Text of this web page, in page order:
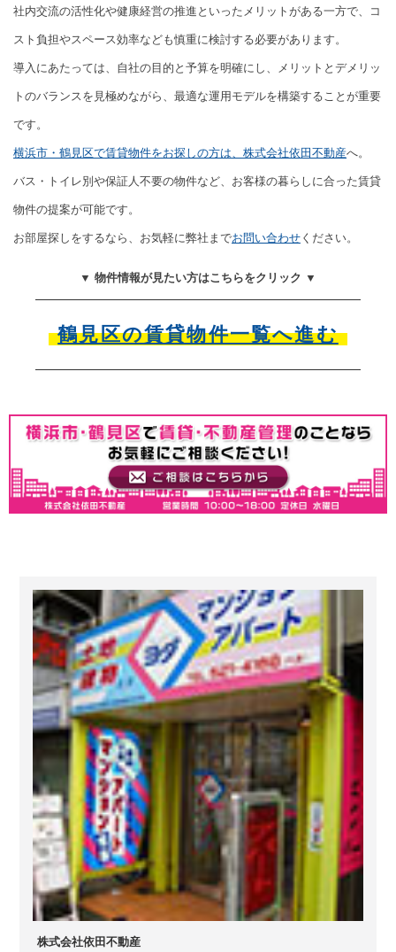
社内交流の活性化や健康経営の推進といったメリットがある一方で、コ
スト負担やスペース効率なども慎重に検討する必要があります。
導入にあたっては、自社の目的と予算を明確にし、メリットとデメリッ
トのバランスを見極めながら、最適な運用モデルを構築することが重要
です。
横浜市・鶴見区で賃貸物件をお探しの方は、株式会社依田不動産へ。
バス・トイレ別や保証人不要の物件など、お客様の暮らしに合った賃貸
物件の提案が可能です。
お部屋探しをするなら、お気軽に弊社までお問い合わせ ください。
▼ 物件情報が見たい方はこちらをクリック ▼
鶴見区の賃貸物件一覧へ進む
株式会社依田不動産